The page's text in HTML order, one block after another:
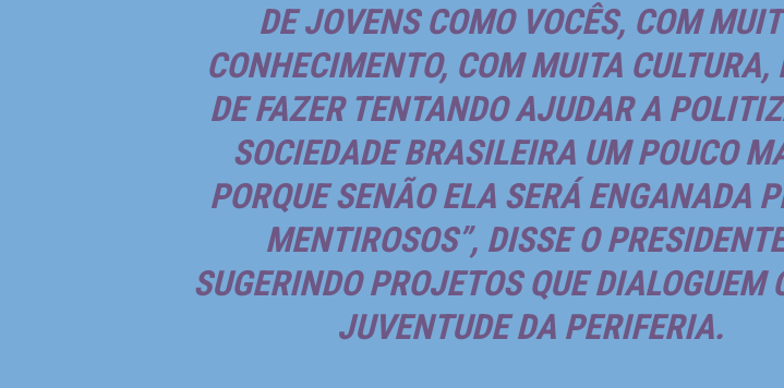
DE JOVENS COMO VOCÊS, COM
CONHECIMENTO, COM MUITA CULTURA,
DE FAZER TENTANDO AJUDAR A
SOCIEDADE BRASILEIRA UM POUCO
PORQUE SENÃO ELA SERÁ ENGANADA
MENTIROSOS”, DISSE O
SUGERINDO PROJETOS QUE DIALOGUEM
JUVENTUDE DA PERIFERIA.